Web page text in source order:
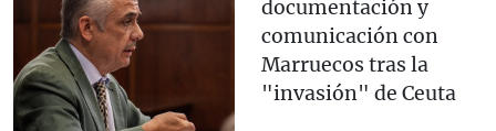
documentación y
comunicación con
Marruecos tras la
"invasión" de Ceuta